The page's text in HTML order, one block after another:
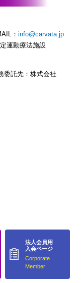
：info@carvata.jp
運動療法施設
委託先：株式会社
法人会員用
入会ページ
Corporate
Member